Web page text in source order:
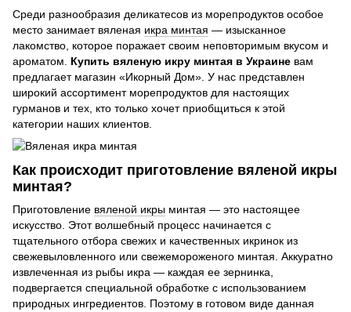
Среди разнообразия деликатесов из морепродуктов особое
место занимает вяленая икра минтая — изысканное
лакомство, которое поражает своим неповторимым вкусом и
ароматом. Купить вяленую икру минтая в Украине вам
предлагает магазин «Икорный Дом». У нас представлен
широкий ассортимент морепродуктов для настоящих
гурманов и тех, кто только хочет приобщиться к этой
категории наших клиентов.
Как происходит приготовление вяленой икры
минтая?
Приготовление вяленой икры минтая — это настоящее
искусство. Этот волшебный процесс начинается с
тщательного отбора свежих и качественных икринок из
свежевыловленного или свежемороженого минтая. Аккуратно
извлеченная из рыбы икра — каждая ее зернинка,
подвергается специальной обработке с использованием
природных ингредиентов. Поэтому в готовом виде данная